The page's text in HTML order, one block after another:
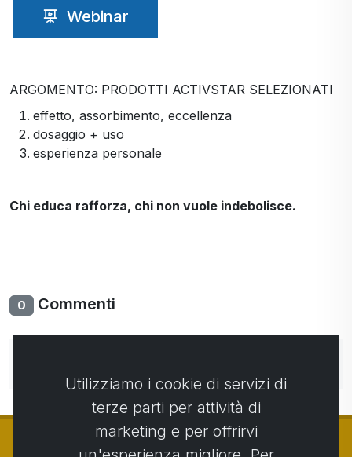
Webinar
ARGOMENTO: PRODOTTI ACTIVSTAR SELEZIONATI
effetto, assorbimento, eccellenza
dosaggio + uso
esperienza personale
Chi educa rafforza, chi non vuole indebolisce.
0 Commenti
Utilizziamo i cookie di servizi di
terze parti per attività di
marketing e per offrirvi